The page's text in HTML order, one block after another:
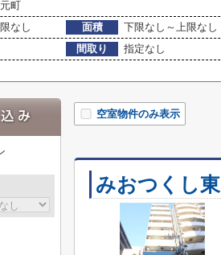
町
なし 面積
下限なし～上限なし
間取り
指定なし
空室物件のみ表示
みおつくし